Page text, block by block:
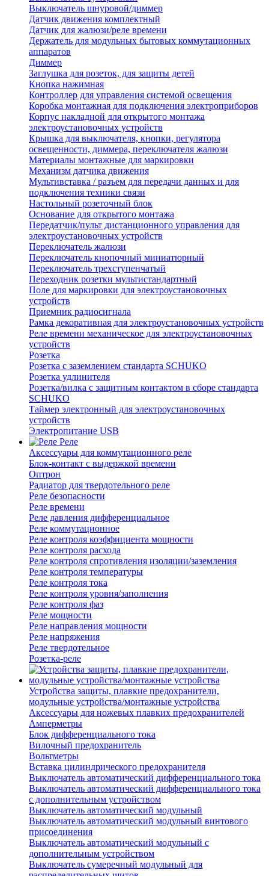
Выключатель шнуровой/диммер
Датчик движения комплектный
Датчик для жалюзи/реле времени
Держатель для модульных бытовых коммутационных
аппаратов
Диммер
Заглушка для розеток, для защиты детей
Кнопка нажимная
Контроллер для управления системой освещения
Коробка монтажная для подключения электроприборов
Корпус накладной для открытого монтажа
электроустановочных устройств
Крышка для выключателя, кнопки, регулятора
освещенности, диммера, переключателя жалюзи
Материалы монтажные для маркировки
Механизм датчика движения
Мультивставка / разъем для передачи данных и для
подключения техники связи
Настольный розеточный блок
Основание для открытого монтажа
Передатчик/пульт дистанционного управления для
электроустановочных устройств
Переключатель жалюзи
Переключатель кнопочный миниатюрный
Переключатель трехступенчатый
Переходник розетки мультистандартный
Поле для маркировки для электроустановочных
устройств
Приемник радиосигнала
Рамка декоративная для электроустановочных устройств
Реле времени механическое для электроустановочных
устройств
Розетка
Розетка с заземлением стандарта SCHUKO
Розетка удлинителя
Розетка/вилка с защитным контактом в сборе стандарта
SCHUKO
Таймер электронный для электроустановочных
устройств
Электропитание USB
Реле
Аксессуары для коммутационного реле
Блок-контакт с выдержкой времени
Оптрон
Радиатор для твердотельного реле
Реле безопасности
Реле времени
Реле давления дифференциальное
Реле коммутационное
Реле контроля коэффициента мощности
Реле контроля расхода
Реле контроля спротивления изоляции/заземления
Реле контроля температуры
Реле контроля тока
Реле контроля уровня/заполнения
Реле контроля фаз
Реле мощности
Реле направления мощности
Реле напряжения
Реле твердотельное
Розетка-реле
Устройства защиты, плавкие предохранители,
модульные устройства/монтажные устройства
Аксессуары для ножевых плавких предохранителей
Амперметры
Блок дифференциального тока
Вилочный предохранитель
Вольтметры
Вставка цилиндрического предохранителя
Выключатель автоматический дифференциального тока
Выключатель автоматический дифференциального тока
с дополнительным устройством
Выключатель автоматический модульный
Выключатель автоматический модульный винтового
присоединения
Выключатель автоматический модульный с
дополнительным устройством
Выключатель сумеречный модульный для